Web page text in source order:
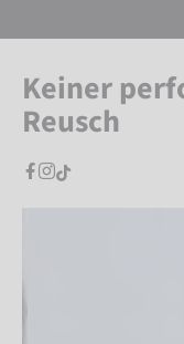
Keiner
Reusch